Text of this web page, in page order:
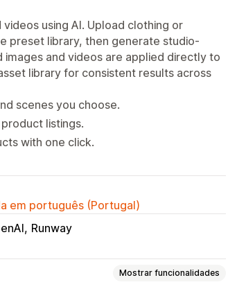
using AI. Upload clothing or
preset library, then generate studio-
and videos are applied directly to
library for consistent results across
scenes you choose.
listings.
with one click.
em português (Portugal)
Runway
Mostrar funcionalidades